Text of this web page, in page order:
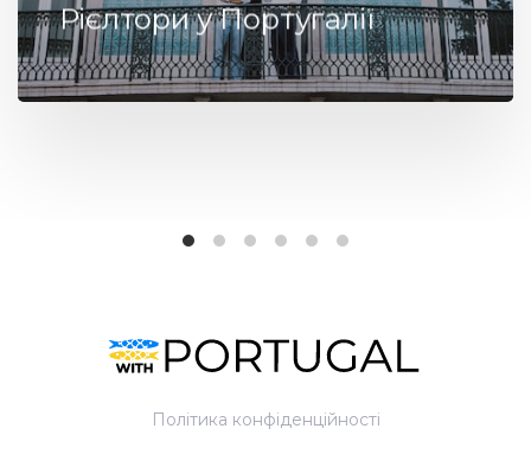
Рієлтори у Португалії
Політика конфіденційності